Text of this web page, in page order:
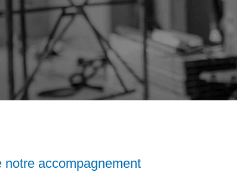
Bénéficier de notre
notre accompagnement